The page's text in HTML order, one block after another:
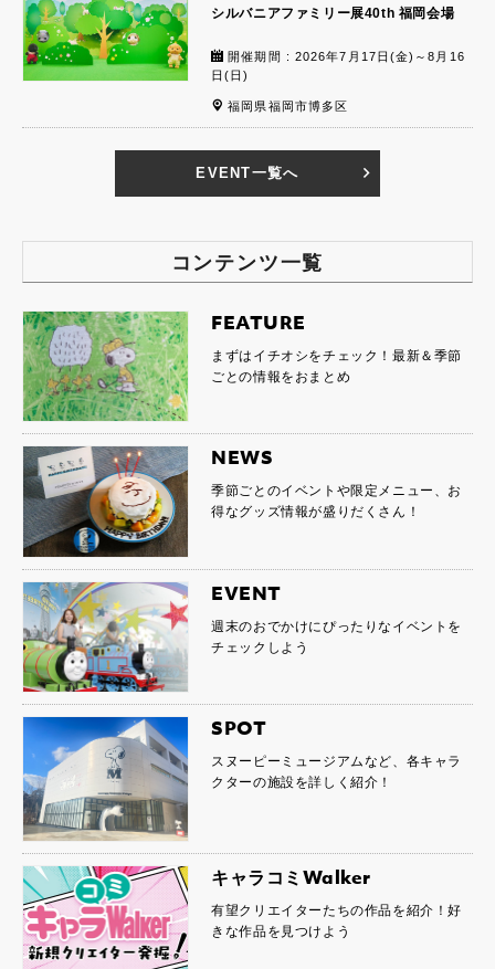
シルバニアファミリー展40th 福岡会場
開催期間 : 2026年7月17日(金)～8月16
日(日)
福岡県福岡市博多区
EVENT一覧へ
コンテンツ一覧
FEATURE
まずはイチオシをチェック！最新＆季節
ごとの情報をおまとめ
NEWS
季節ごとのイベントや限定メニュー、お
得なグッズ情報が盛りだくさん！
EVENT
週末のおでかけにぴったりなイベントを
チェックしよう
SPOT
スヌーピーミュージアムなど、各キャラ
クターの施設を詳しく紹介！
キャラコミWalker
有望クリエイターたちの作品を紹介！好
きな作品を見つけよう